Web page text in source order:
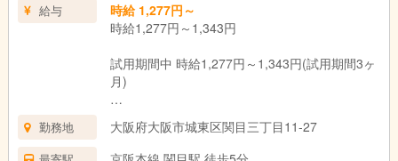
給与
時給 1,277円～
時給1,277円～1,343円
試用期間中 時給1,277円～1,343円(試用期間3ヶ
月)
＊資格・経験による
試用期間：3ヶ月(同条件)
勤務地 大阪府大阪市城東区関目三丁目11-27